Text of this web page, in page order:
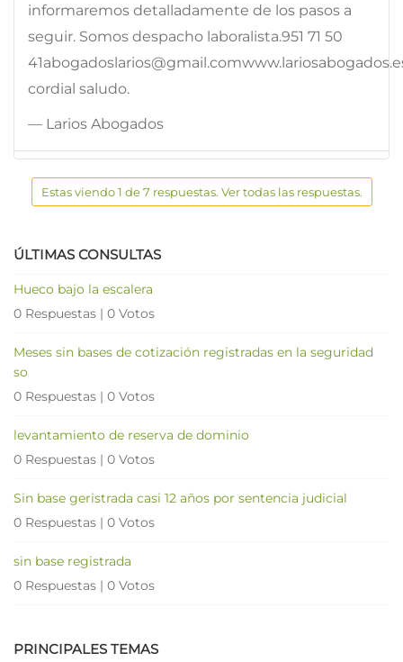
informaremos detalladamente de los pasos a
seguir. Somos despacho laboralista.951 71 50
cordial saludo.
— Larios Abogados
Estas viendo 1 de 7 respuestas. Ver todas las respuestas.
ÚLTIMAS CONSULTAS
Hueco bajo la escalera
0 Respuestas | 0 Votos
Meses sin bases de cotización registradas en la seguridad
so
0 Respuestas | 0 Votos
levantamiento de reserva de dominio
0 Respuestas | 0 Votos
Sin base geristrada casi 12 años por sentencia judicial
0 Respuestas | 0 Votos
sin base registrada
0 Respuestas | 0 Votos
PRINCIPALES TEMAS